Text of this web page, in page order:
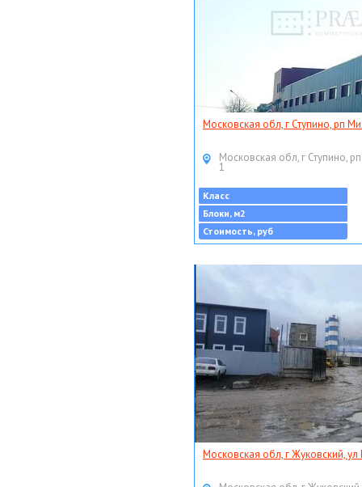
Московская обл, г Ступино, рп
Московская обл, г Ступино,
1
Класс
Блоки, м2
Стоимость, руб
Московская обл, г Жуковский,